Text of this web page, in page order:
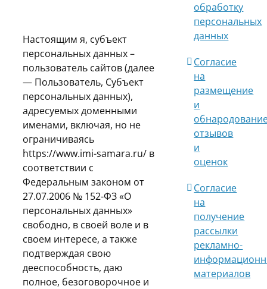
Настоящим я, субъект
персональных данных –
пользователь сайтов (далее
— Пользователь, Субъект
персональных данных),
адресуемых доменными
именами, включая, но не
ограничиваясь
https://www.imi-samara.ru/ в
соответствии с
Федеральным законом от
27.07.2006 № 152-ФЗ «О
персональных данных»
свободно, в своей воле и в
своем интересе, а также
подтверждая свою
дееспособность, даю
полное, безоговорочное и
обработку
персональных
данных
Согласие
на
размещение
и
отзывов
и
оценок
Согласие
на
получение
рассылки
рекламно-
материалов